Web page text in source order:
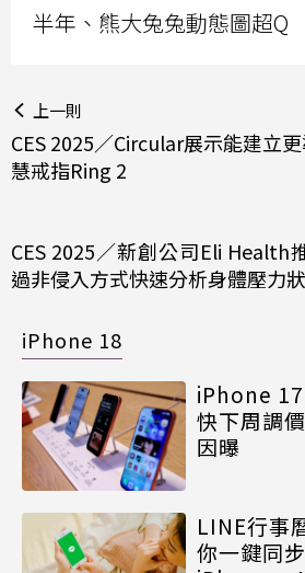
半年、熊大兔兔動態圖超Q
上一則
CES 2025／Circular展示能建立
慧戒指Ring 2
CES 2025／新創公司Eli
過非侵入方式快速分析身體壓力
iPhone 18
iPhone
快下周調
因曝
LINE行事
你一鍵同